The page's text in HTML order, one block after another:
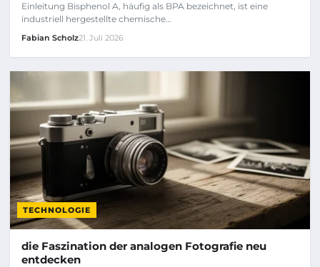
Einleitung Bisphenol A, häufig als BPA bezeichnet, ist eine
industriell hergestellte chemische…
Fabian Scholz21. Juli 2026
TECHNOLOGIE
die Faszination der analogen Fotografie neu
entdecken